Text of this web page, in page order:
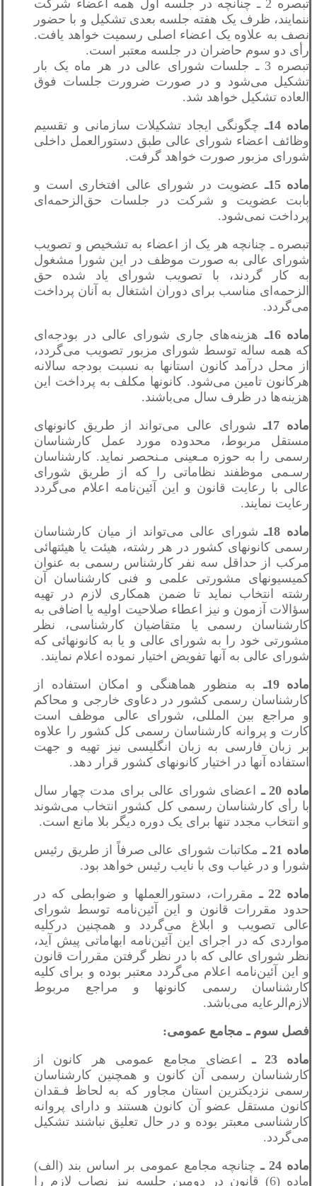
تبصره 2 ـ چنانچه در جلسه اول همه اعضاء شرکت
ننمایند، ظرف یک هفته جلسه بعدی تشکیل و با حضور
نصف به علاوه یک اعضاء اصلی رسمیت خواهد یافت.
رأی دو سوم حاضران در جلسه معتبر است.
تبصره 3 ـ جلسات شورای عالی در هر ماه یک بار
تشکیل می‌شود و در صورت ضرورت جلسات فوق
العاده تشکیل خواهد شد.
ماده 14ـ
چگونگی ایجاد تشکیلات سازمانی و تقسیم
وظائف اعضاء شورای عالی طبق دستورالعمل داخلی
شورای مزبور صورت خواهد گرفت.
ماده 15ـ
عضویت در شورای عالی افتخاری است و
بابت عضویت و شرکت در جلسات حق‌الزحمه‌ای
پرداخت نمی‌شود.
تبصره ـ چنانچه هر یک از اعضاء به تشخیص و تصویب
شورای عالی به صورت موظف در این شورا مشغول
به کار گردند، با تصویب شورای یاد شده حق
الزحمه‌ای مناسب برای دوران اشتغال به آنان پرداخت
می‌گردد.
ماده 16ـ
هزینه‌های جاری شورای عالی در بودجه‌ای
که همه ساله توسط شورای مزبور تصویب می‌گردد،
از محل درآمد کانون استانها به نسبت بودجه سالانه
هرکانون تامین می‌شود. کانونها مکلف به پرداخت این
هزینه‌ها در ظرف سال می‌باشند.
ماده 17ـ
شورای عالی می‌تواند از طریق کانونهای
مستقل مربوط، محدوده مورد عمل کارشناسان
رسمی را به حوزه مـعینی مـنحصر نماید. کارشناسان
رسـمی موظفند نظاماتی را که از طریق شورای
عالی با رعایت قانون و این آئین‌نامه اعلام می‌گردد
رعایت نمایند.
ماده 18ـ
شورای عالی می‌تواند از میان کارشناسان
رسمی کانونهای کشور در هر رشته، هیئت یا هیئتهائی
مرکب از حداقل سه نفر کارشناس رسمی به عنوان
کمیسیونهای مشورتی علمی و فنی کارشناسان آن
رشته انتخاب نماید تا ضمن همکاری لازم در تهیه
سؤالات آزمون و نیز اعطاء صلاحیت اولیه یا اضافی به
کارشناسان رسمی يا متقاضیان کارشناسی، نظر
مشورتی خود را به شورای عالی و یا به کانونهائی که
شورای عالی به آنها تفویض اختیار نموده اعلام نمایند.
ماده 19ـ
به منظور هماهنگی و امکان استفاده از
کارشناسان رسمی کشور در دعاوی خارجی و محاکم
و مراجع بین المللی، شورای عالی موظف است
کارت و پروانه کارشناسان رسمی کل کشور را علاوه
بر زبان فارسی به زبان انگلیسی نیز تهیه و جهت
استفاده آنها در اختیار کانونهای کشور قرار دهد.
ماده 20 ـ
اعضای شورای عالی برای مدت چهار سال
با رأی کارشناسان رسمی کل کشور انتخاب می‌شوند
و انتخاب مجدد تنها برای یک دوره دیگر بلا مانع است.
ماده 21 ـ
مکاتبات شورای عالی صرفاً از طریق رئیس
شورا و در غیاب وی با نایب رئیس خواهد بود.
ماده 22 ـ
مقررات، دستورالعملها و ضوابطی که در
حدود مقررات قانون و این آئین‌نامه توسط شورای
عالی تصویب و ابلاغ می‌گردد و همچنین درکلیه
مواردی که در اجرای این آئین‌نامه ابهاماتی پیش آید،
نظر شورای عالی که با در نظر گرفتن مقررات قانون
و این آئین‌نامه اعلام می‌گردد معتبر بوده و برای کلیه
کارشناسان رسمی کانونها و مراجع مربوط
لازم‌الرعایه می‌باشد.
فصل سوم ـ مجامع عمومی:
ماده 23 ـ
اعضای مجامع عمومی هر کانون از
کارشناسان رسمی آن کانون و همچنین کارشناسان
رسمی نزدیکترین استان مجاور که به لحاظ فـقدان
کانون مستقل عضو آن کانون هستند و دارای پروانه
کارشناسی معبتر بوده و در حال تعلیق نباشند تشکیل
می‌گردد.
ماده 24 ـ
چنانچه مجامع عمومی بر اساس بند (الف)
ماده (6) قانون در دومین جلسه نیز نصاب لازم را